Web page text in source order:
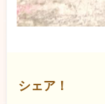
シェア！